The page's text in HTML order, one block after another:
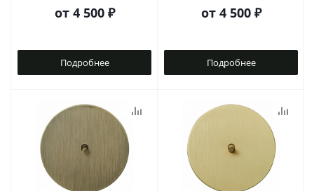
от 4 500 ₽
Подробнее
от 4 500 ₽
Подробнее